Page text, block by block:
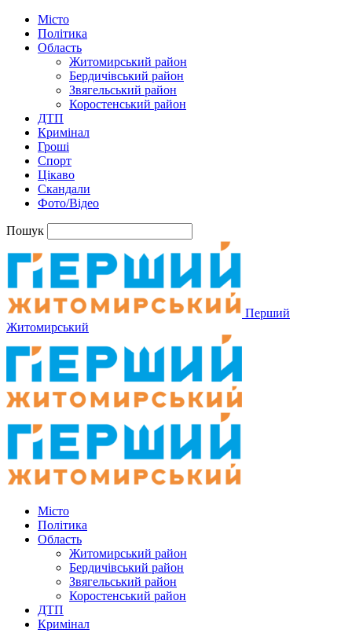
Місто
Політика
Область
Житомирський район
Бердичівський район
Звягельський район
Коростенський район
ДТП
Кримінал
Гроші
Спорт
Цікаво
Скандали
Фото/Відео
Пошук
Перший
Житомирський
Місто
Політика
Область
Житомирський район
Бердичівський район
Звягельський район
Коростенський район
ДТП
Кримінал